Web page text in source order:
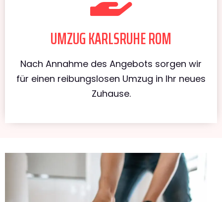
UMZUG KARLSRUHE ROM
Nach Annahme des Angebots sorgen wir
für einen reibungslosen Umzug in Ihr neues
Zuhause.